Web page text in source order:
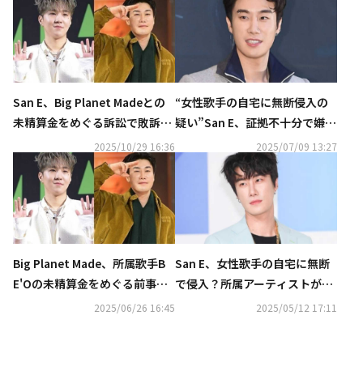
San E、Big Planet Madeとの
未精算金をめぐる訴訟で敗訴⋯
2025/10/29 16:36
“女性歌手の自宅に無断侵入の
疑い”San E、証拠不十分で嫌疑
2025/07/09 13:27
Big Planet Made、所属歌手B
E'Oの未精算金をめぐる前事務
所との訴訟で勝訴2025/06/26 16:45
San E、女性歌手の自宅に無断
で侵入？所属アーティストが告
2025/05/12 17:11